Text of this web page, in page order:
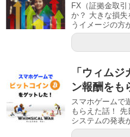
FX（証拠金取
か？ 大きな損
うイメージの方
「ウィム
ン報酬をも
スマホゲームで
もらえた話！
システムの発表